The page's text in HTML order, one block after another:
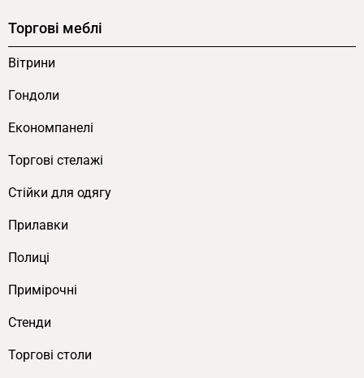
Торгові меблі
Вітрини
Гондоли
Економпанелі
Торгові стелажі
Cтійки для одягу
Прилавки
Полиці
Примірочні
Стенди
Торгові столи